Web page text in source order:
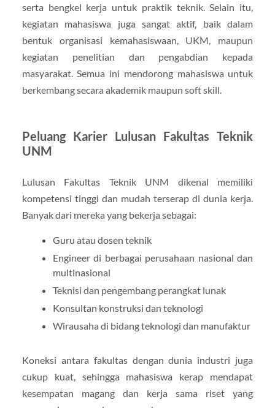
serta bengkel kerja untuk praktik teknik. Selain itu,
kegiatan mahasiswa juga sangat aktif, baik dalam
bentuk organisasi kemahasiswaan, UKM, maupun
kegiatan penelitian dan pengabdian kepada
masyarakat. Semua ini mendorong mahasiswa untuk
berkembang secara akademik maupun soft skill.
Peluang Karier Lulusan Fakultas Teknik
UNM
Lulusan Fakultas Teknik UNM dikenal memiliki
kompetensi tinggi dan mudah terserap di dunia kerja.
Banyak dari mereka yang bekerja sebagai:
Guru atau dosen teknik
Engineer di berbagai perusahaan nasional dan
multinasional
Teknisi dan pengembang perangkat lunak
Konsultan konstruksi dan teknologi
Wirausaha di bidang teknologi dan manufaktur
Koneksi antara fakultas dengan dunia industri juga
cukup kuat, sehingga mahasiswa kerap mendapat
kesempatan magang dan kerja sama riset yang